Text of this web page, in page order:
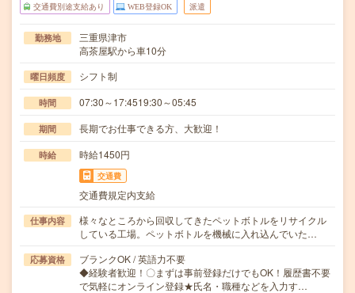
交通費別途支給あり WEB登録OK 派遣
勤務地
三重県津市
高茶屋駅から車10分
曜日頻度 シフト制
時間 07:30～17:4519:30～05:45
期間 長期でお仕事できる方、大歓迎！
時給 時給1450円
交通費
交通費規定内支給
仕事内容
様々なところから回収してきたペットボトルをリサイクル
している工場。ペットボトルを機械に入れ込んでいた…
応募資格
ブランクOK / 英語力不要
◆経験者歓迎！〇まずは事前登録だけでもOK！履歴書不要
で気軽にオンライン登録★氏名・職種などを入力す…